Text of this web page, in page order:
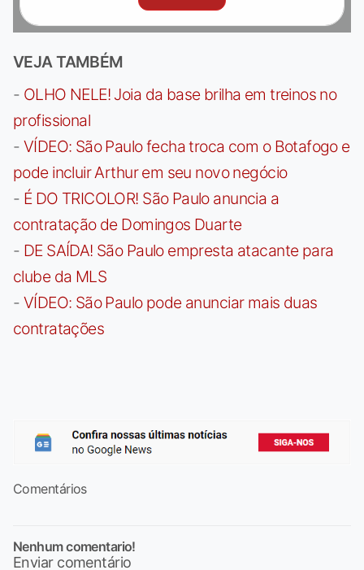
VEJA TAMBÉM
- OLHO NELE! Joia da base brilha em treinos no
profissional
- VÍDEO: São Paulo fecha troca com o Botafogo e
pode incluir Arthur em seu novo negócio
- É DO TRICOLOR! São Paulo anuncia a
contratação de Domingos Duarte
- DE SAÍDA! São Paulo empresta atacante para
clube da MLS
- VÍDEO: São Paulo pode anunciar mais duas
contratações
Comentários
Nenhum comentario!
Enviar comentário